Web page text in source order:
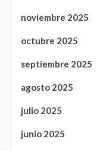
noviembre 2025
octubre 2025
septiembre 2025
agosto 2025
julio 2025
junio 2025